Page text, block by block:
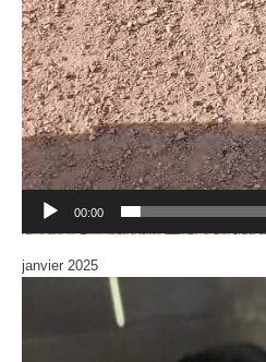
00:00
janvier 2025